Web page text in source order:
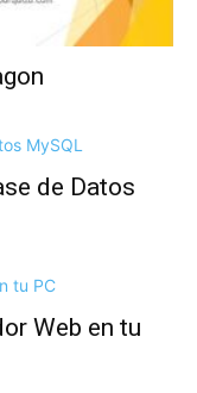
de Datos
Web en tu